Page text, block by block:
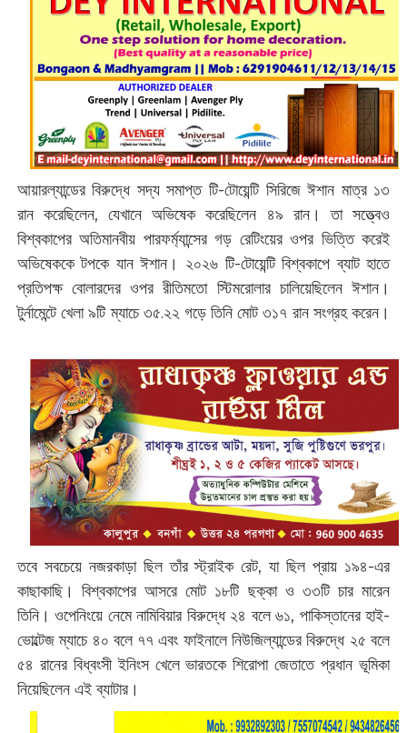
আয়ারল্যান্ডের বিরুদ্ধে সদ্য সমাপ্ত টি-টোয়েন্টি সিরিজে ঈশান মাত্র ১৩
রান করেছিলেন, যেখানে অভিষেক করেছিলেন ৪৯ রান। তা সত্ত্বেও
বিশ্বকাপের অতিমানবীয় পারফর্ম্যান্সের গড় রেটিংয়ের ওপর ভিত্তি করেই
অভিষেককে টপকে যান ঈশান। ২০২৬ টি-টোয়েন্টি বিশ্বকাপে ব্যাট হাতে
প্রতিপক্ষ বোলারদের ওপর রীতিমতো স্টিমরোলার চালিয়েছিলেন ঈশান।
টুর্নামেন্টে খেলা ৯টি ম্যাচে ৩৫.২২ গড়ে তিনি মোট ৩১৭ রান সংগ্রহ করেন।
তবে সবচেয়ে নজরকাড়া ছিল তাঁর স্ট্রাইক রেট, যা ছিল প্রায় ১৯৪-এর
কাছাকাছি। বিশ্বকাপের আসরে মোট ১৮টি ছক্কা ও ৩৩টি চার মারেন
তিনি। ওপেনিংয়ে নেমে নামিবিয়ার বিরুদ্ধে ২৪ বলে ৬১, পাকিস্তানের হাই-
ভোল্টেজ ম্যাচে ৪০ বলে ৭৭ এবং ফাইনালে নিউজিল্যান্ডের বিরুদ্ধে ২৫ বলে
৫৪ রানের বিধ্বংসী ইনিংস খেলে ভারতকে শিরোপা জেতাতে প্রধান ভূমিকা
নিয়েছিলেন এই ব্যাটার।